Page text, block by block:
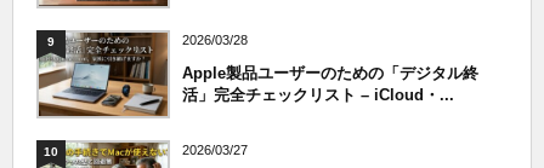
9 2026/03/28
Apple製品ユーザーのための「デジタル終
活」完全チェックリスト – iCloud・...
10 2026/03/27